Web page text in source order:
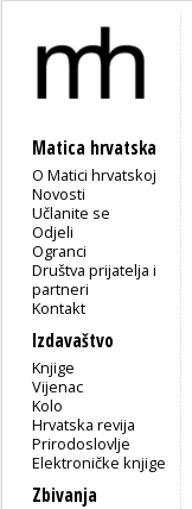
Matica hrvatska
O Matici hrvatskoj
Novosti
Učlanite se
Odjeli
Ogranci
Društva prijatelja i
partneri
Kontakt
Izdavaštvo
Knjige
Vijenac
Kolo
Hrvatska revija
Prirodoslovlje
Elektroničke knjige
Zbivanja